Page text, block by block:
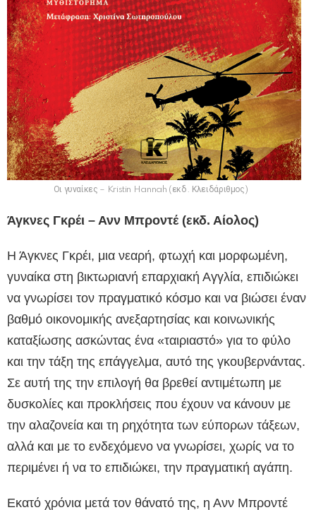
Οι γυναίκες – Kristin Hannah (εκδ. Κλειδάριθμος)
Άγκνες Γκρέι – Ανν Μπροντέ (εκδ. Αίολος)
Η Άγκνες Γκρέι, μια νεαρή, φτωχή και μορφωμένη,
γυναίκα στη βικτωριανή επαρχιακή Αγγλία, επιδιώκει
να γνωρίσει τον πραγματικό κόσμο και να βιώσει έναν
βαθμό οικονομικής ανεξαρτησίας και κοινωνικής
καταξίωσης ασκώντας ένα «ταιριαστό» για το φύλο
και την τάξη της επάγγελμα, αυτό της γκουβερνάντας.
Σε αυτή της την επιλογή θα βρεθεί αντιμέτωπη με
δυσκολίες και προκλήσεις που έχουν να κάνουν με
την αλαζονεία και τη ρηχότητα των εύπορων τάξεων,
αλλά και με το ενδεχόμενο να γνωρίσει, χωρίς να το
περιμένει ή να το επιδιώκει, την πραγματική αγάπη.
Εκατό χρόνια μετά τον θάνατό της, η Ανν Μπροντέ